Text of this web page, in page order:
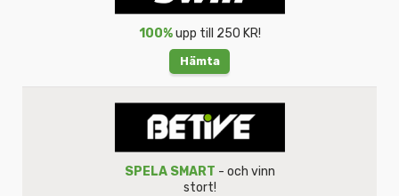
100%upp till 250 KR!
Hämta
SPELA SMART - och vinn
stort!